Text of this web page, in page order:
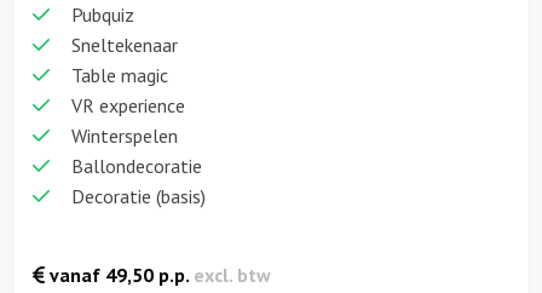
Pubquiz
Sneltekenaar
Table magic
VR experience
Winterspelen
Ballondecoratie
Decoratie (basis)
vanaf 49,50 p.p. excl. btw